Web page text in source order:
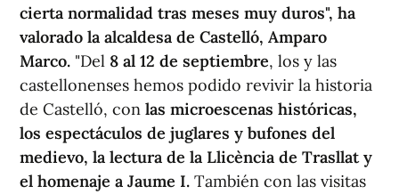
cierta normalidad tras meses muy duros", ha
valorado la alcaldesa de Castelló, Amparo
Marco. "Del 8 al 12 de septiembre, los y las
castellonenses hemos podido revivir la historia
de Castelló, con las microescenas históricas,
los espectáculos de juglares y bufones del
medievo, la lectura de la Llicència de Trasllat y
el homenaje a Jaume I. También con las visitas